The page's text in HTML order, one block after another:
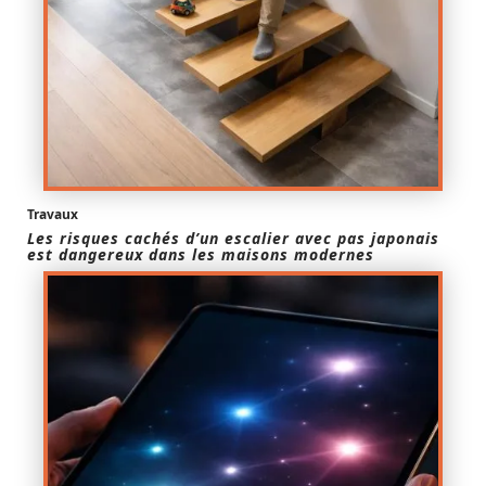
Travaux
Les risques cachés d’un escalier avec pas japonais
est dangereux dans les maisons modernes